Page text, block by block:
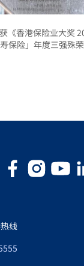
《香港保险业大奖
保险」年度三强殊荣
线